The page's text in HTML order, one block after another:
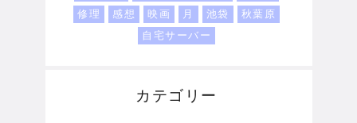
修理
感想 映画 月 池袋
秋葉原
自宅サーバー
カテゴリー